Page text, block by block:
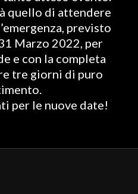
quello di attendere
previsto
Marzo 2022, per
e con la completa
tre giorni di puro
per le nuove date!